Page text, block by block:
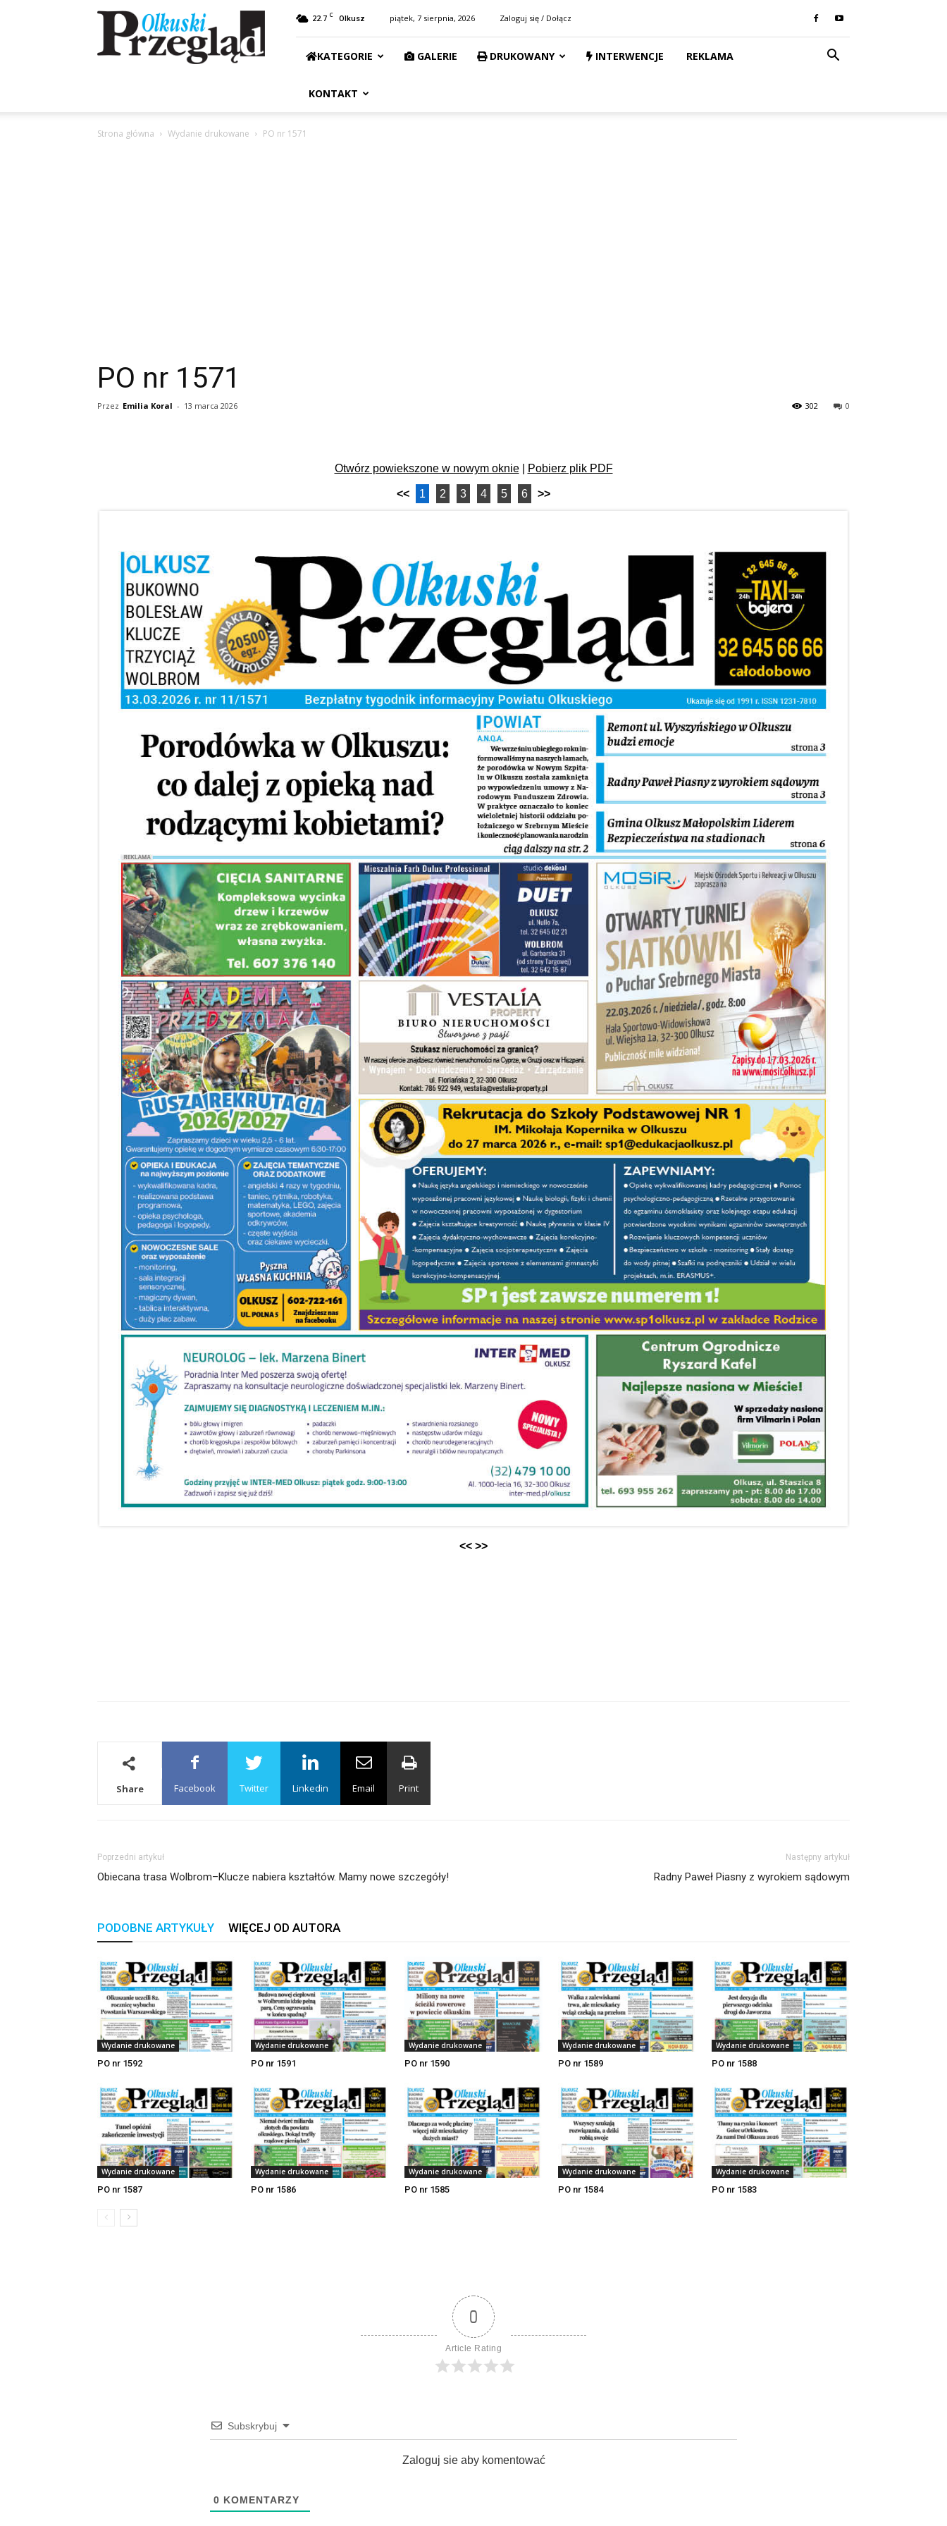
Przegląd
Olkuski
22.7 C Olkusz piątek, 7 sierpnia, 2026 Zaloguj się / Dołącz
KATEGORIE GALERIE DRUKOWANY INTERWENCJE REKLAMA
KONTAKT
Strona główna Wydanie drukowane PO nr 1571
PO nr 1571
Przez Emilia Koral - 13 marca 2026 0
302
Share Facebook Twitter Linkedin Email Print
Poprzedni artykuł
Obiecana trasa Wolbrom–Klucze nabiera kształtów. Mamy nowe szczegóły!
Następny artykuł
Radny Paweł Piasny z wyrokiem sądowym
PODOBNE ARTYKUŁY WIĘCEJ OD AUTORA
Wydanie drukowane
PO nr 1592
Wydanie drukowane
PO nr 1591
Wydanie drukowane
PO nr 1590
Wydanie drukowane
PO nr 1589
Wydanie drukowane
PO nr 1588
Wydanie drukowane
PO nr 1587
Wydanie drukowane
PO nr 1586
Wydanie drukowane
PO nr 1585
Wydanie drukowane
PO nr 1584
Wydanie drukowane
PO nr 1583
0
Article Rating
Subskrybuj
Zaloguj sie aby komentować
0 KOMENTARZY